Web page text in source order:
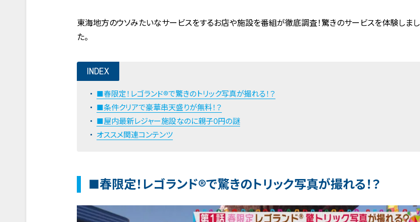
東海地方のウソみたいなサービスをするお店や施設を番組が徹底調査！驚きのサービスを体験しまし
た。
INDEX
■春限定！レゴランド®で驚きのトリック写真が撮れる！？
■条件クリアで豪華串天盛りが無料！？
■屋内最新レジャー施設なのに親子0円の謎
オススメ関連コンテンツ
■春限定！レゴランド®で驚きのトリック写真が撮れる！？